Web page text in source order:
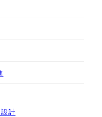
計